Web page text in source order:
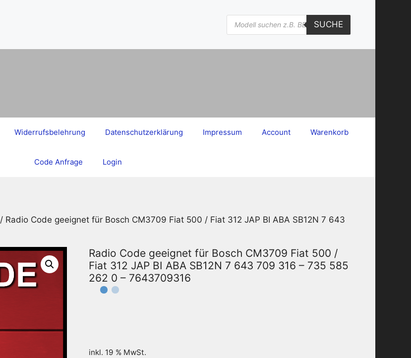
Products
search
SUCHE
Widerrufsbelehrung Datenschutzerklärung Impressum Account Warenkorb
Code Anfrage Login
/ Radio Code geeignet für Bosch CM3709 Fiat 500 / Fiat 312 JAP BI ABA SB12N 7 643
Radio Code geeignet für Bosch CM3709 Fiat 500 /
Fiat 312 JAP BI ABA SB12N 7 643 709 316 – 735 585
262 0 – 7643709316
inkl. 19 % MwSt.